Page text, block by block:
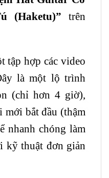
(Haketu)” trên
tập hợp các video
là một lộ trình
(chỉ hơn 4 giờ),
mới bắt đầu (thậm
nhanh chóng làm
thuật đơn giản